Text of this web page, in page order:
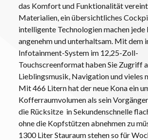
das Komfort und Funktionalität
Materialien, ein übersichtliches
intelligente Technologien machen jede
angenehm und unterhaltsam. Mit dem
Infotainment-System im 12,25-Zoll-
Touchscreenformat haben Sie Zugriff
Lieblingsmusik, Navigation und vieles
Mit 466 Litern hat der neue Kona ein
Kofferraumvolumen als sein
die Rücksitze in Sekundenschnelle
ohne die Kopfstützen abnehmen zu
1300 Liter Stauraum stehen so für